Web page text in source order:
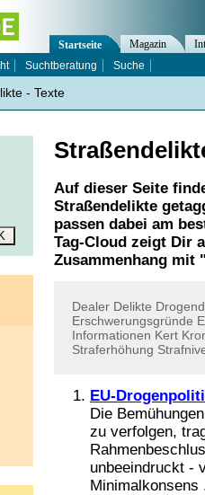
Auf dieser Seite
Straßendelikte
passen dabei am
Tag-Cloud zeigt Dir
Zusammenhang mit
Dealer Delikte
Erschwerungsgründe
Informationen Kert
Straferhöhung
EU-
Die
zu verfolgen,
unbeeindruckt -
Minimalkonsens
Startseite Magazin
Suchtberatung Suche
- Texte